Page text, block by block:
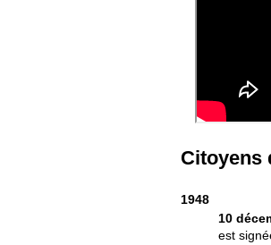
Citoyens
1948
10
est